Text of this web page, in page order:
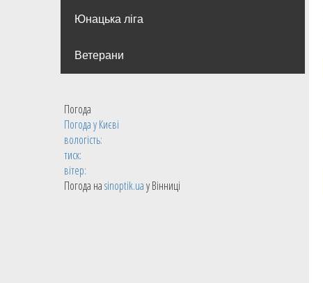
Юнацька ліга
Ветерани
Погода
Погода уКиєві
вологість:
тиск:
вітер:
Погода наsinoptik.uaу Вінниці